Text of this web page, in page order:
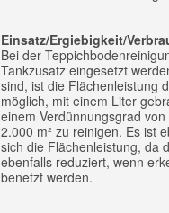
Einsatz/Ergiebigkeit/
Bei der
Tankzusatz eingesetzt
sind, ist die Flächenleistung
möglich, mit einem Liter
einem Verdünnungsgrad
2.000 m² zu reinigen. Es ist
sich die Flächenleistung, da
ebenfalls reduziert, wenn
benetzt werden.